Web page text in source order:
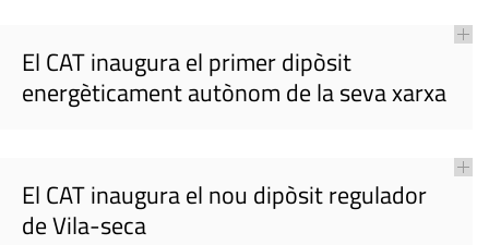
El CAT inaugura el primer dipòsit
energèticament autònom de la seva xarxa
El CAT inaugura el nou dipòsit regulador
de Vila-seca